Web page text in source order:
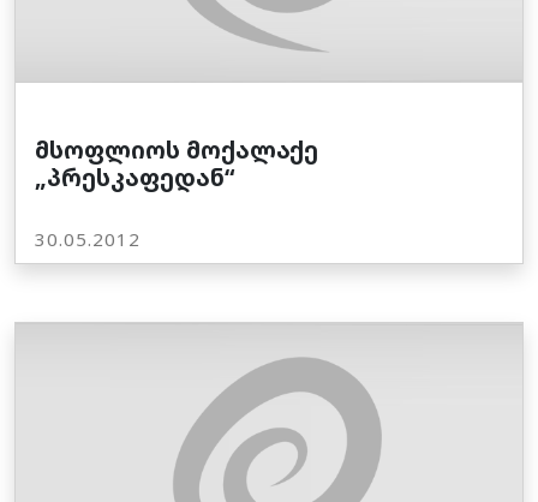
მსოფლიოს მოქალაქე
„პრესკაფედან“
30.05.2012